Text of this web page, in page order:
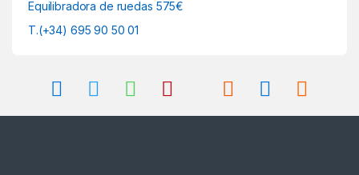
Equilibradora de ruedas 575€
T.(+34) 695 90 50 01